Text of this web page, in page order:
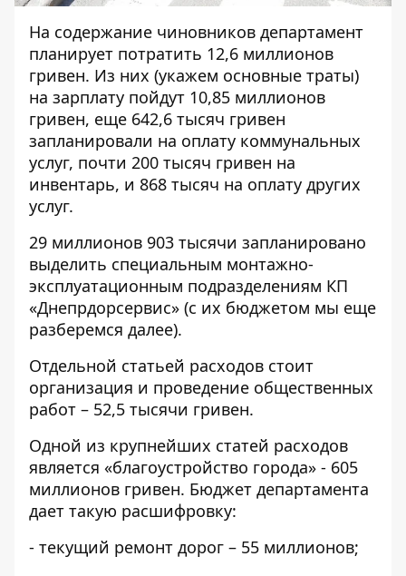
На содержание чиновников департамент
планирует потратить 12,6 миллионов
гривен. Из них (укажем основные траты)
на зарплату пойдут 10,85 миллионов
гривен, еще 642,6 тысяч гривен
запланировали на оплату коммунальных
услуг, почти 200 тысяч гривен на
инвентарь, и 868 тысяч на оплату других
услуг.
29 миллионов 903 тысячи запланировано
выделить специальным монтажно-
эксплуатационным подразделениям КП
«Днепрдорсервис» (с их бюджетом мы еще
разберемся далее).
Отдельной статьей расходов стоит
организация и проведение общественных
работ – 52,5 тысячи гривен.
Одной из крупнейших статей расходов
является «благоустройство города» - 605
миллионов гривен. Бюджет департамента
дает такую расшифровку:
- текущий ремонт дорог – 55 миллионов;